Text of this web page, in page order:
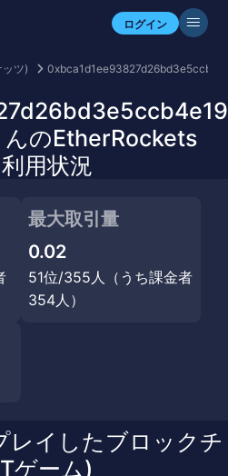
ログイン
自分のアセットを確認
ツ)
のEtherRockets
用状況
最大取引量
0.02
51位/355人（うち課金者
354人）
レイしたブロックチ
ゲーム)